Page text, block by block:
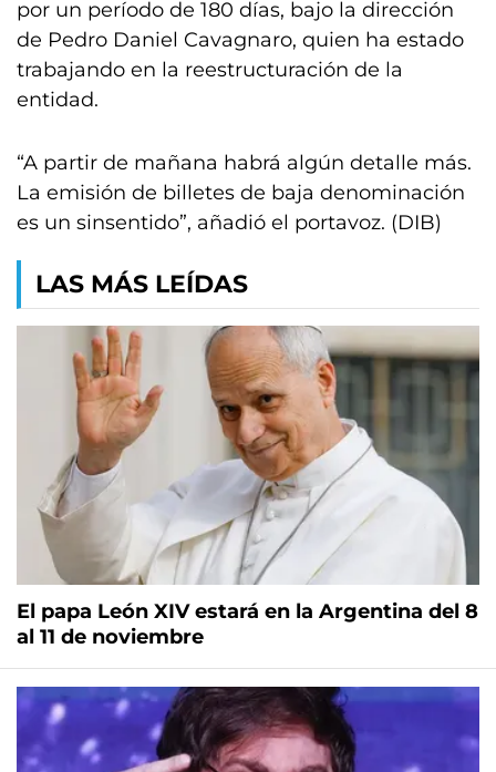
por un período de 180 días, bajo la dirección
de Pedro Daniel Cavagnaro, quien ha estado
trabajando en la reestructuración de la
entidad.
“A partir de mañana habrá algún detalle más.
La emisión de billetes de baja denominación
es un sinsentido”, añadió el portavoz. (DIB)
LAS MÁS LEÍDAS
El papa León XIV estará en la Argentina del 8
al 11 de noviembre